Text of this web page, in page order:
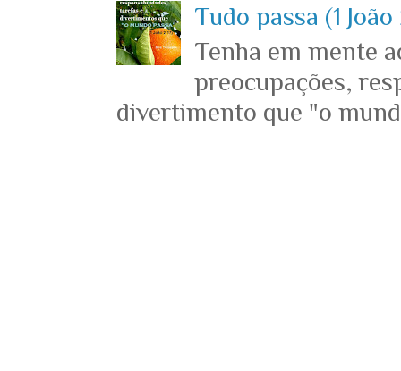
Tudo passa (1 João
Tenha em mente
preocupações,
divertimento que "o